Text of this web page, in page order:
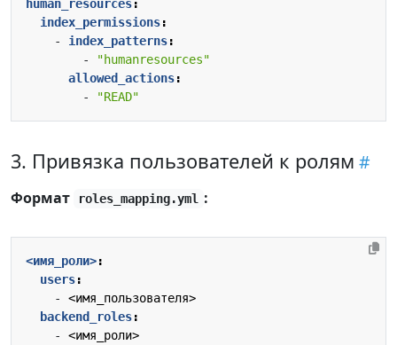
human_resources:
index_permissions:
- index_patterns:
-
"humanresources"
allowed_actions:
-
"READ"
3. Привязка пользователей к ролям
Формат roles_mapping.yml :
<имя_роли>:
users:
- <имя_пользователя>
backend_roles:
- <имя_роли>